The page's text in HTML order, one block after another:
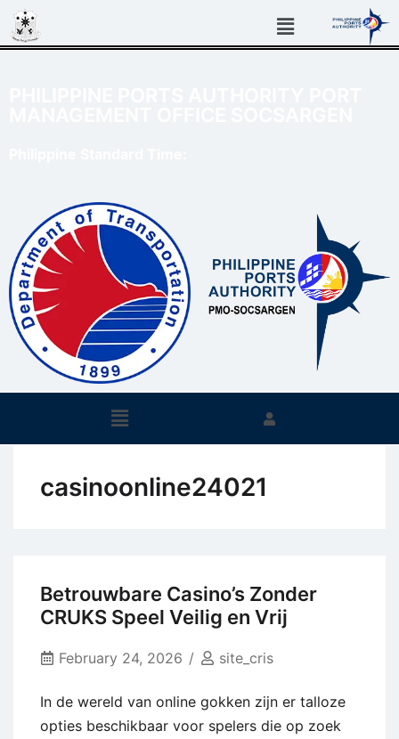
casinoonline24021
Betrouwbare Casino’s Zonder
CRUKS Speel Veilig en Vrij
February 24, 2026 site_cris
In de wereld van online gokken zijn er talloze
opties beschikbaar voor spelers die op zoek